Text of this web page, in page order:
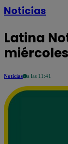
Noticias
Latina
Noticias a las 11:41